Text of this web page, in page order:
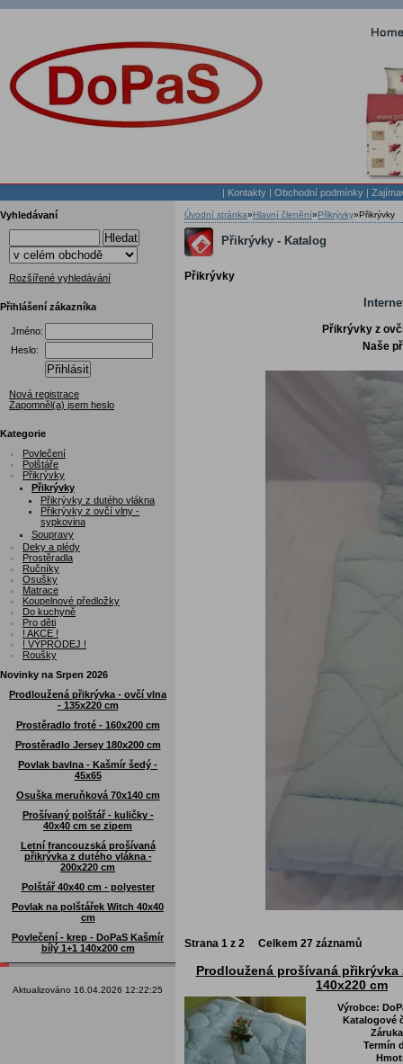
| Kontakty | Obchodní podmínky |
Vyhledávaní
Hledat
Rozšířené vyhledávání
Přihlášení zákazníka
Jméno:
Heslo:
Přihlásit
Nová registrace
Zapomněl(a) jsem heslo
Kategorie
Povlečení
Polštáře
Přikrývky
Přikrývky
Přikrývky z dutého vlákna
Přikrývky z ovčí vlny -
sypkovina
Soupravy
Deky a plédy
Prostěradla
Ručníky
Osušky
Matrace
Koupelnové předložky
Do kuchyně
Pro děti
! AKCE !
! VÝPRODEJ !
Roušky
Novinky na Srpen 2026
Prodloužená přikrývka - ovčí vlna
- 135x220 cm
Prostěradlo froté - 160x200 cm
Prostěradlo Jersey 180x200 cm
Povlak bavlna - Kašmír šedý -
45x65
Osuška meruňková 70x140 cm
Prošívaný polštář - kuličky -
40x40 cm se zipem
Letní francouzská prošívaná
přikrývka z dutého vlákna -
200x220 cm
Polštář 40x40 cm - polyester
Povlak na polštářek Witch 40x40
cm
Povlečení - krep - DoPaS Kašmír
bílý 1+1 140x200 cm
Aktualizováno 16.04.2026 12:22:25
Úvodní stránka»Hlavní členění»Přikrývky»Přikrývky
Přikrývky - Katalog
Přikrývky
Přikrývky z
Naše
Strana 1 z 2 Celkem 27 záznamů
Prodloužená prošívaná přikrývka
140x220 cm
Výrobce:
Katalogové
Termín